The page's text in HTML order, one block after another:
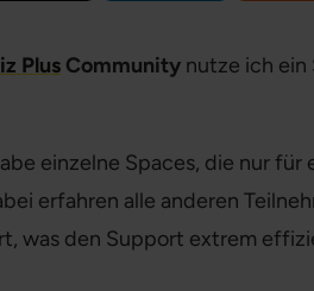
Plus Community nutze ich ein
einzelne Spaces, die nur
erfahren alle anderen
was den Support extrem